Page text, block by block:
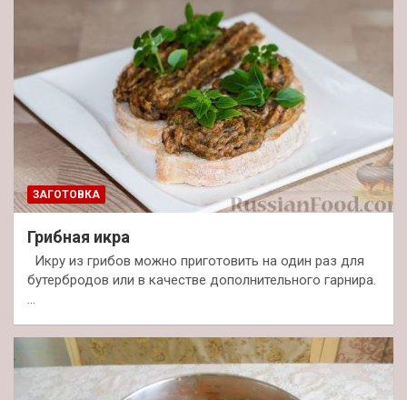
ЗАГОТОВКА
Грибная икра
Икру из грибов можно приготовить на один раз для
бутербродов или в качестве дополнительного гарнира.
…